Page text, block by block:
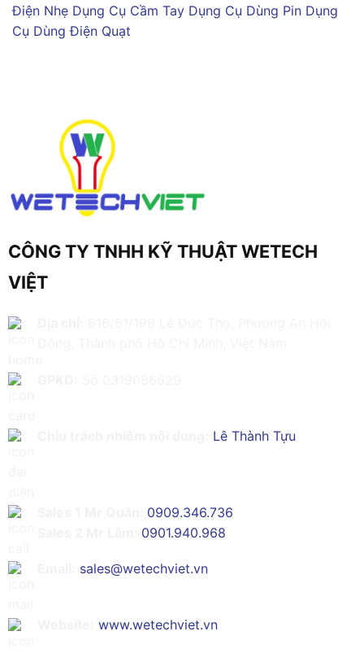
Điện Nhẹ Dụng Cụ Cầm Tay Dụng Cụ Dùng Pin Dụng
Cụ Dùng Điện Quạt
CÔNG TY TNHH KỸ THUẬT WETECH
VIỆT
Lê Thành Tựu
0909.346.736
0901.940.968
sales@wetechviet.vn
www.wetechviet.vn